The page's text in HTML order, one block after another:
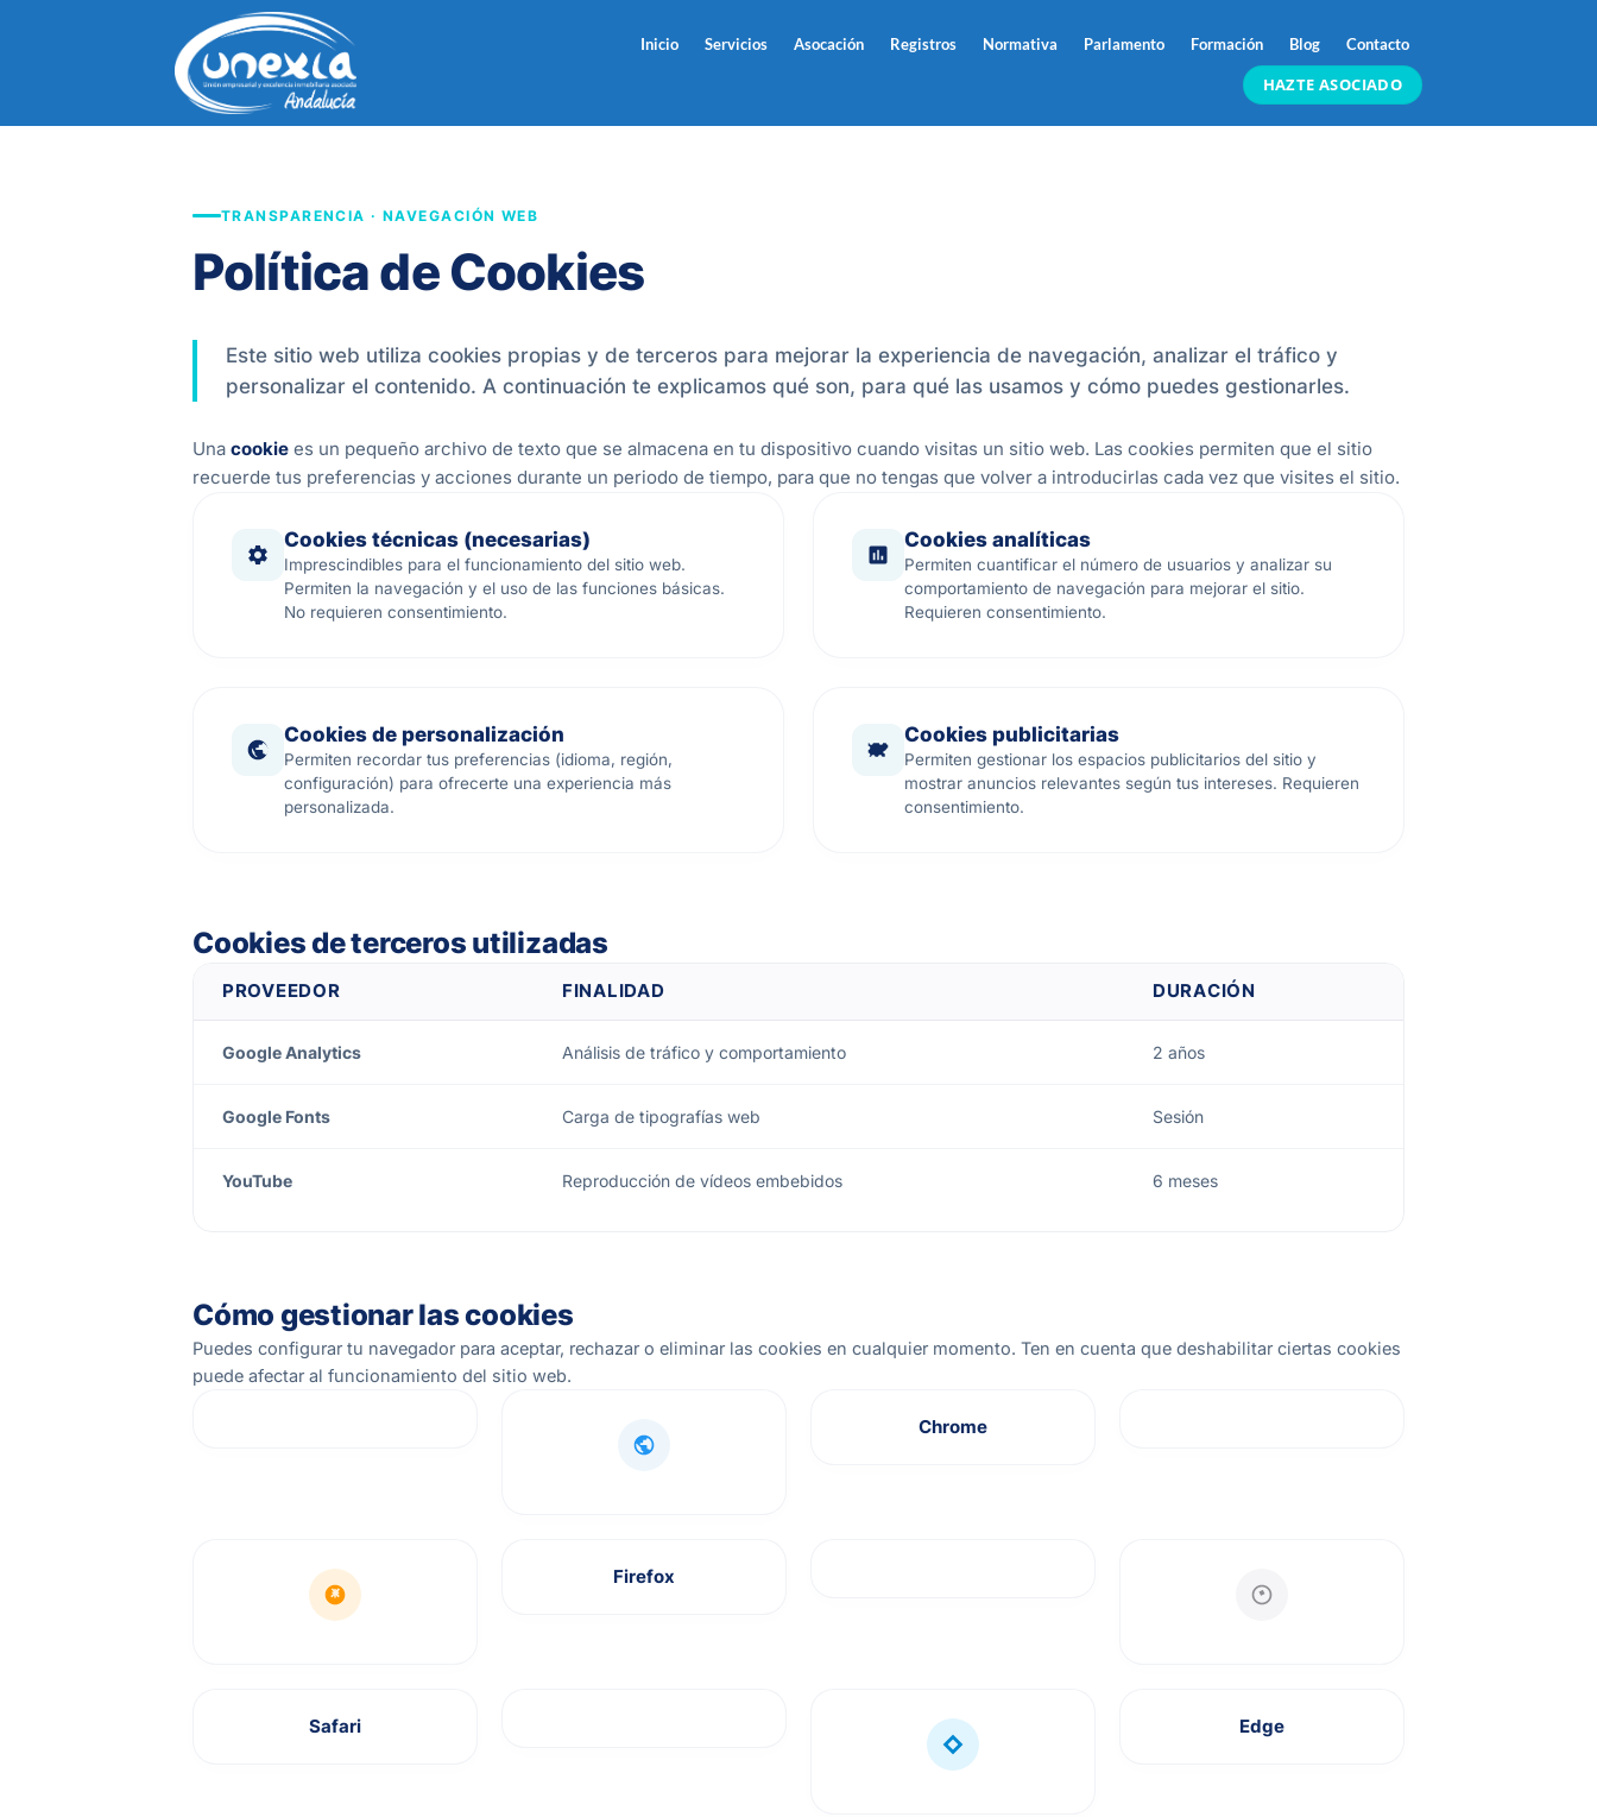
Inicio Servicios Asocación Registros Normativa Parlamento Formación Blog Contacto
HAZTE ASOCIADO
TRANSPARENCIA · NAVEGACIÓN WEB
Política de Cookies
Este sitio web utiliza cookies propias y de terceros para mejorar la experiencia de navegación, analizar el tráfico y
personalizar el contenido. A continuación te explicamos qué son, para qué las usamos y cómo puedes gestionarles.
Una cookie es un pequeño archivo de texto que se almacena en tu dispositivo cuando visitas un sitio web. Las cookies permiten que el sitio
recuerde tus preferencias y acciones durante un periodo de tiempo, para que no tengas que volver a introducirlas cada vez que visites el sitio.
Cookies técnicas (necesarias)
Imprescindibles para el funcionamiento del sitio web.
Permiten la navegación y el uso de las funciones básicas.
No requieren consentimiento.
Cookies analíticas
Permiten cuantificar el número de usuarios y analizar su
comportamiento de navegación para mejorar el sitio.
Requieren consentimiento.
Cookies de personalización
Permiten recordar tus preferencias (idioma, región,
configuración) para ofrecerte una experiencia más
personalizada.
Cookies publicitarias
Permiten gestionar los espacios publicitarios del sitio y
mostrar anuncios relevantes según tus intereses. Requieren
consentimiento.
Cookies de terceros utilizadas
PROVEEDOR FINALIDAD DURACIÓN
Google Analytics Análisis de tráfico y comportamiento 2 años
Google Fonts Carga de tipografías web Sesión
YouTube Reproducción de vídeos embebidos 6 meses
Cómo gestionar las cookies
Puedes configurar tu navegador para aceptar, rechazar o eliminar las cookies en cualquier momento. Ten en cuenta que deshabilitar ciertas cookies
puede afectar al funcionamiento del sitio web.
Chrome
Firefox
Safari Edge